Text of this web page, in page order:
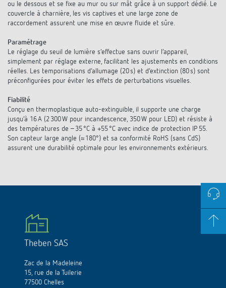
ou le dessous et se fixe au mur ou sur mât grâce à un support dédié. Le
couvercle à charnière, les vis captives et une large zone de
raccordement assurent une mise en œuvre fluide et sûre.
Paramétrage
Le réglage du seuil de lumière s’effectue sans ouvrir l’appareil,
simplement par réglage externe, facilitant les ajustements en conditions
réelles. Les temporisations d’allumage (20 s) et d’extinction (80 s) sont
préconfigurées pour éviter les effets de perturbations visuelles.
Fiabilité
Conçu en thermoplastique auto-extinguible, il supporte une charge
jusqu’à 16 A (2 300 W pour incandescence, 350 W pour LED) et résiste à
des températures de –35 °C à +55 °C avec indice de protection IP 55.
Son capteur large angle (≈ 180°) et sa conformité RoHS (sans CdS)
assurent une durabilité optimale pour les environnements extérieurs.
Theben SAS
Zac de la Madeleine
15, rue de la Tuilerie
77500 Chelles